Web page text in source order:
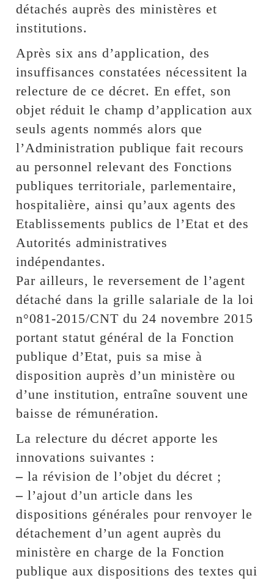
détachés auprès des ministères et
institutions.
Après six ans d’application, des
insuffisances constatées nécessitent la
relecture de ce décret. En effet, son
objet réduit le champ d’application aux
seuls agents nommés alors que
l’Administration publique fait recours
au personnel relevant des Fonctions
publiques territoriale, parlementaire,
hospitalière, ainsi qu’aux agents des
Etablissements publics de l’Etat et des
Autorités administratives
indépendantes.
Par ailleurs, le reversement de l’agent
détaché dans la grille salariale de la loi
n°081-2015/CNT du 24 novembre 2015
portant statut général de la Fonction
publique d’Etat, puis sa mise à
disposition auprès d’un ministère ou
d’une institution, entraîne souvent une
baisse de rémunération.
La relecture du décret apporte les
innovations suivantes :
– la révision de l’objet du décret ;
– l’ajout d’un article dans les
dispositions générales pour renvoyer le
détachement d’un agent auprès du
ministère en charge de la Fonction
publique aux dispositions des textes qui